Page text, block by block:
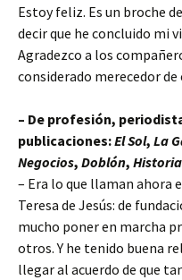
Estoy feliz. Es un broche
decir que he concluido mi
Agradezco a los
considerado merecedor
– De profesión,
publicaciones:El Sol, La
Negocios, Doblón,
– Era lo que llaman ahora
Teresa de Jesús: de
mucho poner en marcha
otros. Y he tenido buena
llegar al acuerdo de que